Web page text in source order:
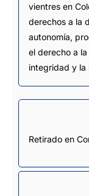
vientres en
derechos a la
autonomía,
el derecho a
integridad y la
Retirado en